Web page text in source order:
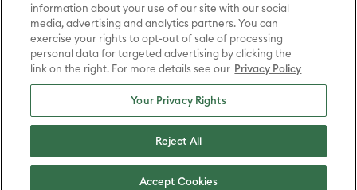
Rock Entertainment. (sXX); TED LASSO © & ™ Warner Bros.
Entertainment Inc. & Universal Television LLC (sXX); THE HOBBIT: AN
UNEXPECTED JOURNEY, THE HOBBIT: THE DESOLATION OF SMAUG,
THE HOBBIT: THE BATTLE OF THE FIVE ARMIES, THE LORD OF THE
RINGS: THE FELLOWSHIP OF THE RING, THE LORD OF THE RINGS: THE
TWO TOWERS, THE LORD OF THE RINGS: THE RETURN OF THE KING
and the names of the characters, items, events and places therein are
TM of The Saul Zaentz Company d/b/a Middle-earth Enterprises
under license to New Line Productions, Inc. (sXX), © Warner Bros.
Entertainment Inc. All rights reserved; WHERE THE WILD THINGS ARE
Entertainment Inc. (sXX); WIZARDING WORLD and all related
trademarks, characters, names, and indicia are © & ™ Warner Bros.
information about your use of our site with our social
media, advertising and analytics partners. You can
exercise your rights to opt-out of sale of processing
personal data for targeted advertising by clicking the
link on the right. For more details see our Privacy Policy
Your Privacy Rights
Reject All
Accept Cookies